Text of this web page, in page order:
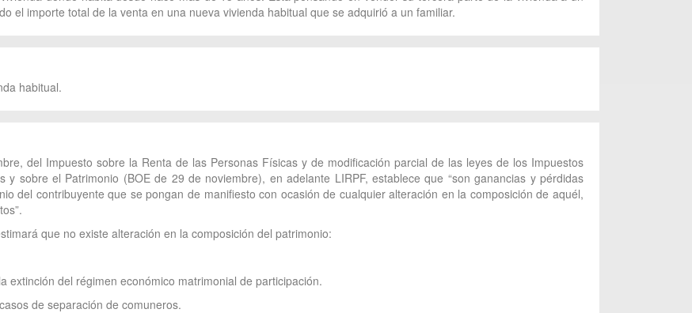
el importe total de la venta en una nueva vivienda habitual que se adquirió a un familiar.
habitual.
del Impuesto sobre la Renta de las Personas Físicas y de modificación parcial de las leyes de los Impuestos
sobre el Patrimonio (BOE de 29 de noviembre), en adelante LIRPF, establece que “son ganancias y pérdidas
del contribuyente que se pongan de manifiesto con ocasión de cualquier alteración en la composición de aquél,
que no existe alteración en la composición del patrimonio:
extinción del régimen económico matrimonial de participación.
de separación de comuneros.